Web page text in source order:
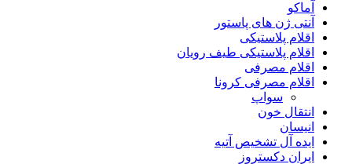
آماکو
آنتی ژن های پاستور
اقلام پلاستیکی
اقلام پلاستیکی طیف رویان
اقلام مصرفی
اقلام مصرفی کرونا
سواپ
انتقال خون
انیسان
ایده آل تشخیص آتیه
ایران دکستروز